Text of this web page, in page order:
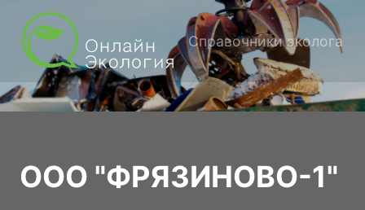
Справочники эколога
ООО "ФРЯЗИНОВО-1"